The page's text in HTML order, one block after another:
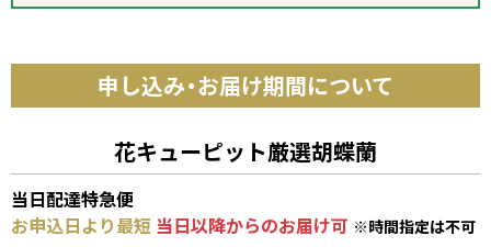
申し込み・お届け期間について
花キューピット厳選胡蝶蘭
当日配達特急便
お申込日より最短 当日以降からのお届け可 ※時間指定は不可